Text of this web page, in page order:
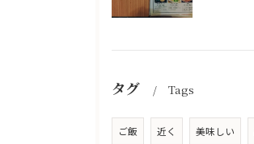
タグ Tags
ご飯 近く 美味しい